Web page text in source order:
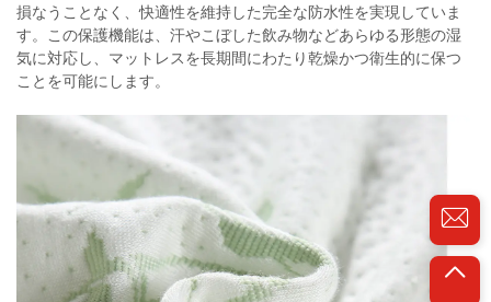
損なうことなく、快適性を維持した完全な防水性を実現していま
す。この保護機能は、汗やこぼした飲み物などあらゆる形態の湿
気に対応し、マットレスを長期間にわたり乾燥かつ衛生的に保つ
ことを可能にします。